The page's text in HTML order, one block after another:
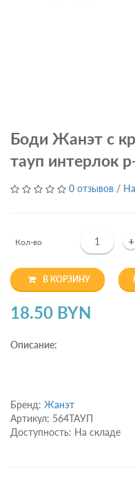
Боди Жанэт с
тауп интерлок
0 отзывов /
Кол-во +
В КОРЗИНУ
18.50 BYN
Описание:
Бренд: Жанэт
Артикул: 564ТАУП
Доступность: На складе